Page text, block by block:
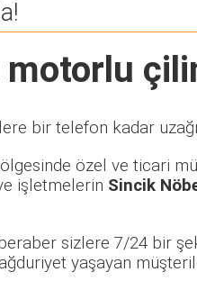
motorlu
bir telefon kadar
özel ve ticari
işletmelerin Sincik
sizlere 7/24 bir
yaşayan